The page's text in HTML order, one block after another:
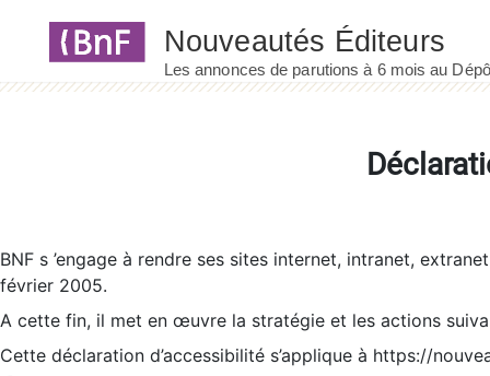
BNF s ’engage à rendre ses sites internet, intranet,
février 2005.
A cette fin, il met en œuvre la stratégie et les actions
Cette déclaration d’accessibilité s’applique à https://